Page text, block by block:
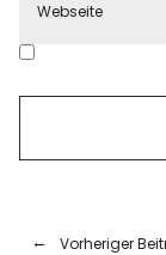
Vorheriger